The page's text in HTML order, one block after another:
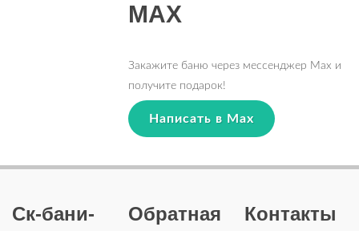
MAX
Закажите баню через мессенджер Max и
получите подарок!
Написать в Max
Ск-бани-
Обратная
Контакты